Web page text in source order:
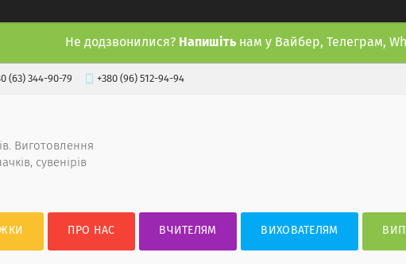
Не додзвонилися? Напишіть нам у Вайбер, Телеграм,
(63) 344-90-79 +380 (96) 512-94-94
Виготовлення
сувенірів
ПРО НАС ВЧИТЕЛЯМ ВИХОВАТЕЛЯМ